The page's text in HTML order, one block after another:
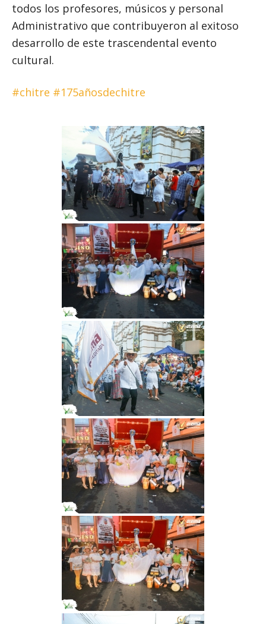
todos los profesores, músicos y personal
Administrativo que contribuyeron al exitoso
desarrollo de este trascendental evento
cultural.
#chitre #175añosdechitre